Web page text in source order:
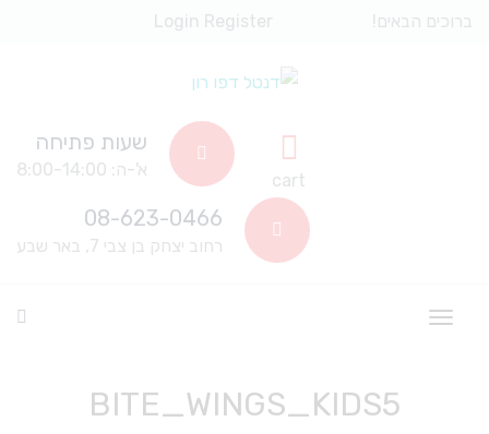
ברוכים הבאים! Login Register
cart
שעות פתיחה
א'-ה: 8:00-14:00
08-623-0466
רחוב יצחק בן צבי 7, באר שבע
BITE_WINGS_KIDS5